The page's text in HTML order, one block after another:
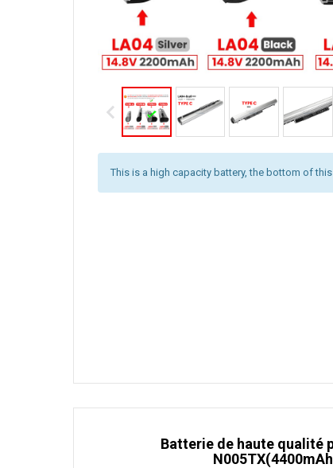
This is a high capacity battery, the bottom of
Batterie de haute qualité